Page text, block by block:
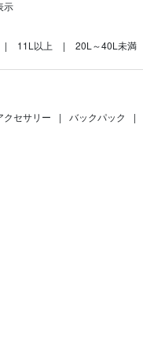
示
11L以上 20L～40L未満
クセサリー | バックパック |